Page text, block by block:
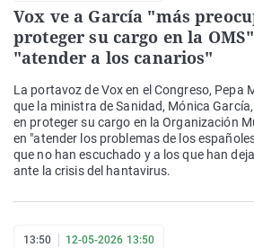
Vox ve a García "más
proteger su cargo en la
"atender a los canarios"
La portavoz de Vox en el Congreso, Pepa
que la ministra de Sanidad, Mónica
en proteger su cargo en la Organización
en "atender los problemas de los
que no han escuchado y a los que han
ante la crisis del hantavirus.
13:50 12-05-2026 13:50